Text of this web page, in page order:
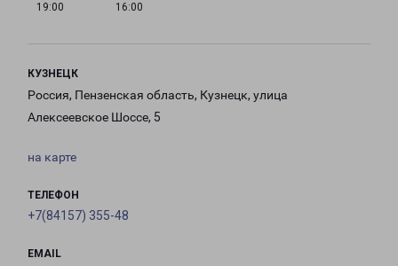
19:00
16:00
КУЗНЕЦК
Россия, Пензенская область, Кузнецк, улица
Алексеевское Шоссе, 5
на карте
ТЕЛЕФОН
+7(84157) 355-48
EMAIL